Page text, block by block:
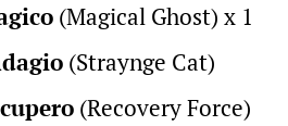
(Magical Ghost) x 1
(Straynge Cat)
(Recovery Force)